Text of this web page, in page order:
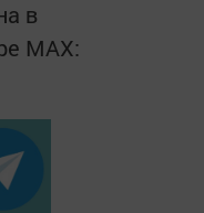
в
MАХ: